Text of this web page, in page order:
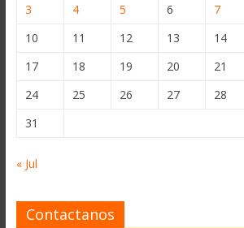
3
4 5 6 7
10
11 12 13 14
17
18 19 20 21
24
25 26 27 28
31
« Jul
Contactanos